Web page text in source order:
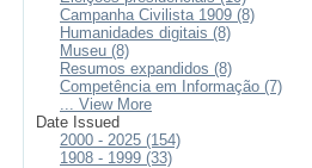
Campanha Civilista 1909 (8)
Humanidades digitais (8)
Museu (8)
Resumos expandidos (8)
Competência em Informação (7)
... View More
Date Issued
2000 - 2025 (154)
1908 - 1999 (33)